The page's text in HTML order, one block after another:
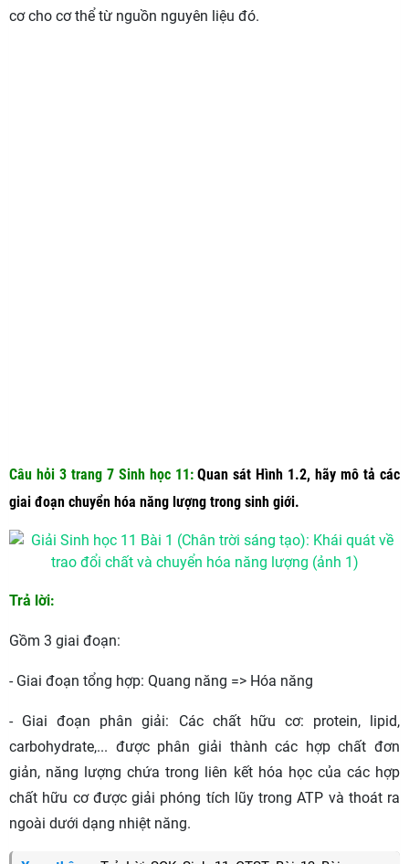
cơ cho cơ thể từ nguồn nguyên liệu đó.
Câu hỏi 3 trang 7 Sinh học 11:Quan sát Hình 1.2, hãy mô tả các
giai đoạn chuyển hóa năng lượng trong sinh giới.
Trả lời:
Gồm 3 giai đoạn:
- Giai đoạn tổng hợp: Quang năng => Hóa năng
- Giai đoạn phân giải: Các chất hữu cơ: protein, lipid,
carbohydrate,... được phân giải thành các hợp chất đơn
giản, năng lượng chứa trong liên kết hóa học của các hợp
chất hữu cơ được giải phóng tích lũy trong ATP và thoát ra
ngoài dưới dạng nhiệt năng.